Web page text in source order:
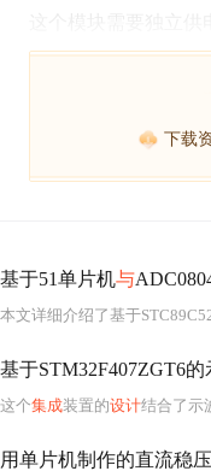
这个模块需要独立
下载
基于51单片机与
本文详细介绍了基于
基于STM32F407ZGT6的
这个集成装置的设计结合了示
用单片机制作的直流稳压